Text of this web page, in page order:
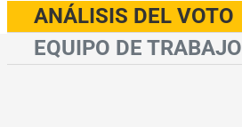
ANÁLISIS DEL VOTO
EQUIPO DE TRABAJO